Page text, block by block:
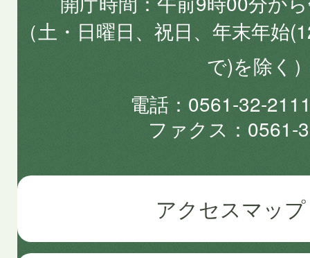
（土・日曜日、祝日、年末年始
で)を除く
電話
0561-32-
ファクス
0561-
アクセスマップ